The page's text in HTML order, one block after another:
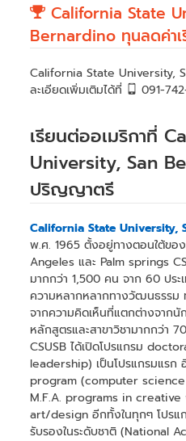
California State
Bernardino ทุนลดค่า
California State University,
ละเอียดเพิ่มเติมได้ที่
091-
เรียนต่ออเมริกาที่
University, San
ปริญญาตรี
California State University,
พ.ศ. 1965 ตั้งอยู่ทางตอนใต้ขอ
Angeles และ Palm springs
มากกว่า 1,500 คน จาก 60 ประ
ความหลากหลากทางวัฒนธรรม
จากความคิดเห็นที่แตกต่างจากนั
หลักสูตรและสาขาวิชามากกว่า
CSUSB ได้เปิดโปรแกรม
leadership) เป็นโปรแกรมแร
program (computer
M.F.A. programs in
art/design อีกทั้งในทุกๆ โปรแ
รับรองในระดับชาติ (National